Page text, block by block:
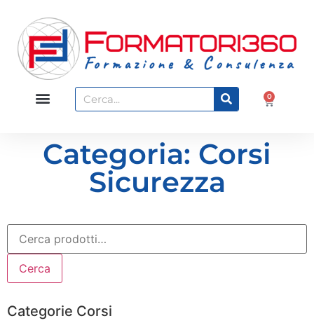
0
Categoria: Corsi
Sicurezza
Cerca
Categorie Corsi